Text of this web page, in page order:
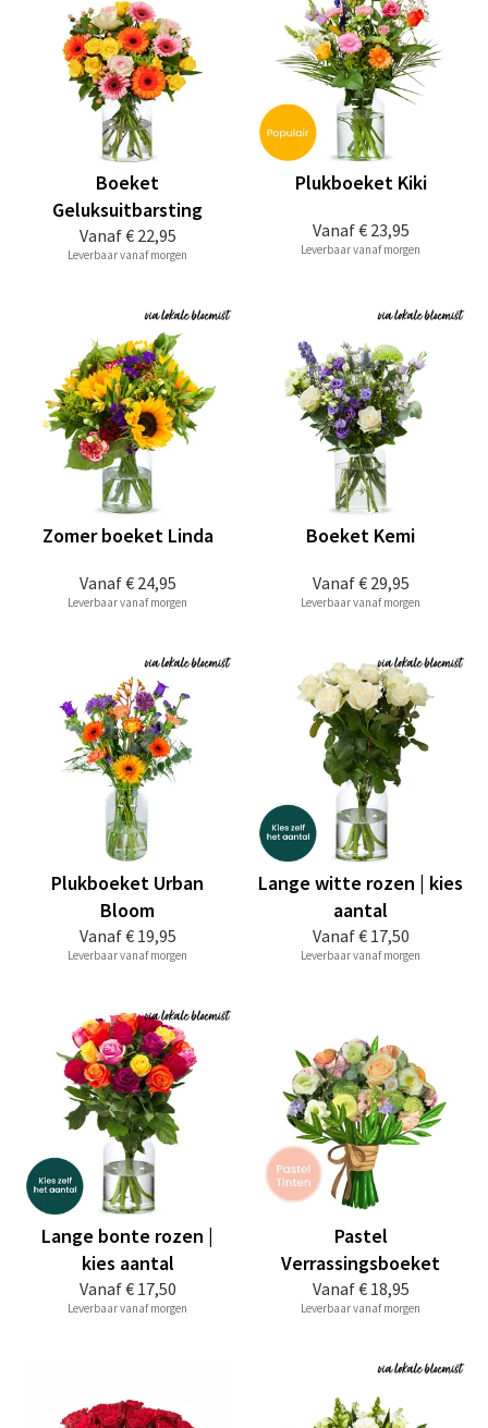
Vanaf€ 22,95
Boeket
Geluksuitbarsting
Leverbaar vanaf morgen
Vanaf€ 23,95
Plukboeket Kiki
Leverbaar vanaf morgen
Vanaf€ 24,95
Zomer boeket Linda
Leverbaar vanaf morgen
Vanaf€ 29,95
Boeket Kemi
Leverbaar vanaf morgen
Vanaf€ 19,95
Plukboeket Urban
Bloom
Leverbaar vanaf morgen
Vanaf€ 17,50
Lange witte rozen | kies
aantal
Leverbaar vanaf morgen
Vanaf€ 17,50
Lange bonte rozen |
kies aantal
Leverbaar vanaf morgen
Vanaf€ 18,95
Pastel
Verrassingsboeket
Leverbaar vanaf morgen